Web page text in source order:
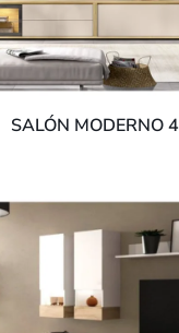
SALÓN MODERNO 4